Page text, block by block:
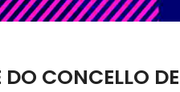
CONCELLO